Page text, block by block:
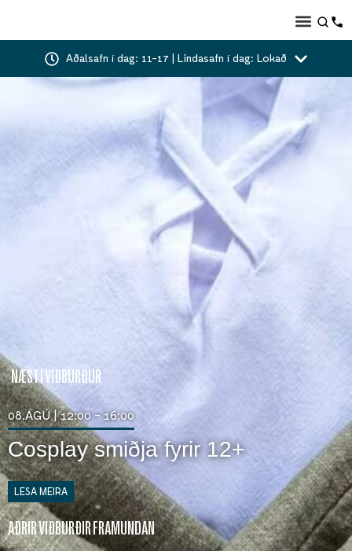
Aðalsafn í dag: 11-17 | Lindasafn í dag: Lokað
NÆSTI VIÐBURÐUR
08.ÁGÚ | 12:00 - 16:00
Cosplay smiðja fyrir 12+
LESA MEIRA
AÐRIR VIÐBURÐIR FRAMUNDAN